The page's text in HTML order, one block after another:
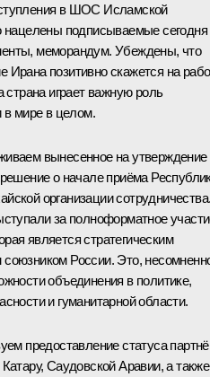
в ШОС Исламской
нацелены подписываемые сегодня
меморандум. Убеждены, что
Ирана позитивно скажется на
страна играет важную роль
в мире в целом.
вынесенное на утверждение
о начале приёма
организации
за полноформатное
является стратегическим
России. Это,
объединения в политике,
и гуманитарной области.
предоставление статуса
Саудовской Аравии, а также